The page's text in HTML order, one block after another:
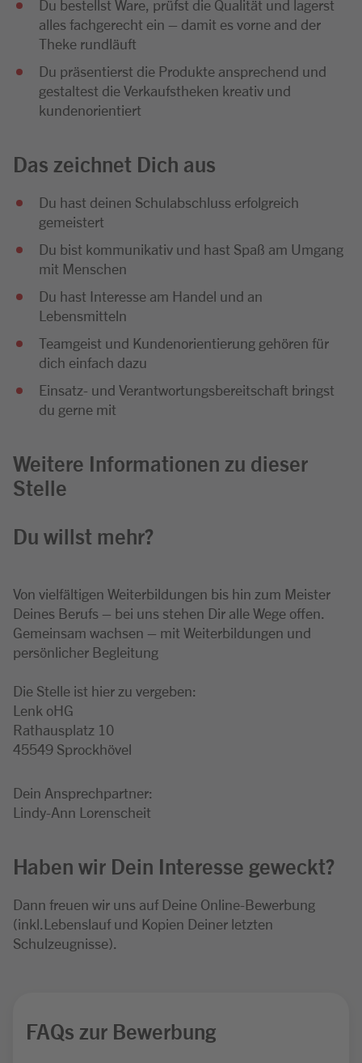
Du bestellst Ware, prüfst die Qualität und lagerst
alles fachgerecht ein – damit es vorne and der
Theke rundläuft
Du präsentierst die Produkte ansprechend und
gestaltest die Verkaufstheken kreativ und
kundenorientiert
Das zeichnet Dich aus
Du hast deinen Schulabschluss erfolgreich
gemeistert
Du bist kommunikativ und hast Spaß am Umgang
mit Menschen
Du hast Interesse am Handel und an
Lebensmitteln
Teamgeist und Kundenorientierung gehören für
dich einfach dazu
Einsatz- und Verantwortungsbereitschaft bringst
du gerne mit
Weitere Informationen zu dieser
Stelle
Du willst mehr?
Von vielfältigen Weiterbildungen bis hin zum Meister
Deines Berufs – bei uns stehen Dir alle Wege offen.
Gemeinsam wachsen – mit Weiterbildungen und
persönlicher Begleitung
Die Stelle ist hier zu vergeben:
Lenk oHG
Rathausplatz 10
45549 Sprockhövel
Dein Ansprechpartner:
Lindy-Ann Lorenscheit
Haben wir Dein Interesse geweckt?
Dann freuen wir uns auf Deine Online-Bewerbung
(inkl.Lebenslauf und Kopien Deiner letzten
Schulzeugnisse).
FAQs zur Bewerbung